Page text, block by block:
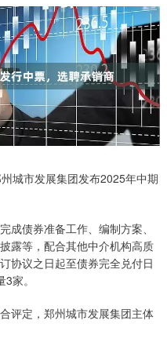
市发展集团发布2025年中期
债券准备工作、编制方案、
露等，配合其他中介机构高质
协议之日起至债券完全兑付日
家。
定，郑州城市发展集团主体